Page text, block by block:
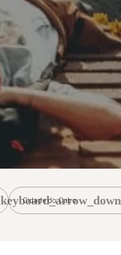
Cidade do Cabo
keyboard_arrow_down